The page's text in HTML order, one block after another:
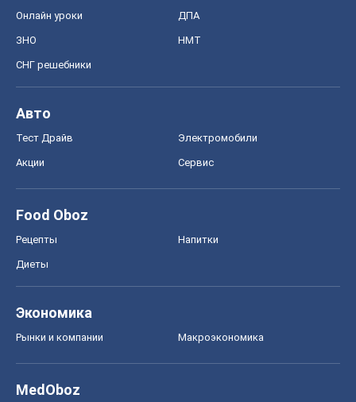
Онлайн уроки ДПА
ЗНО НМТ
СНГ решебники
Авто
Тест Драйв Электромобили
Акции Сервис
Food Oboz
Рецепты Напитки
Диеты
Экономика
Рынки и компании Mакроэкономика
MedOboz